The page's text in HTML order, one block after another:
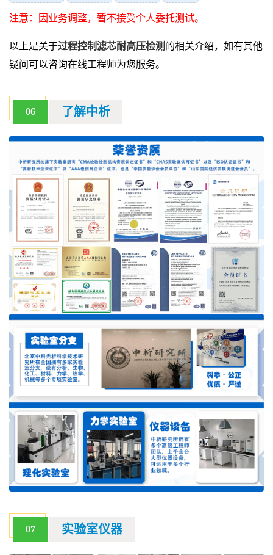
注意：因业务调整，暂不接受个人委托测试。
以上是关于过程控制滤芯耐高压检测 的相关介绍，如有其他
疑问可以咨询在线工程师为您服务。
06 了解中析
07 实验室仪器